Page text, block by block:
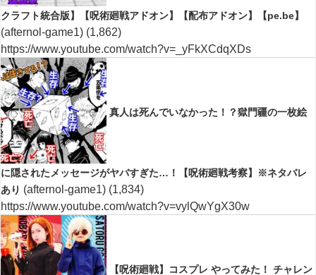
クラフト統合版】【呪術廻戦アドオン】【配布アドオン】【pe.be】
(afternol-game1) (1,862)
https://www.youtube.com/watch?v=_yFkXCdqXDs
真人は死んでいなかった！？獄門疆の一枚絵
に隠されたメッセージがヤバすぎた…！【呪術廻戦考察】※ネタバレ
あり (afternol-game1) (1,834)
https://www.youtube.com/watch?v=vylQwYgX30w
【呪術廻戦】コスプレ やってみた！ チャレン